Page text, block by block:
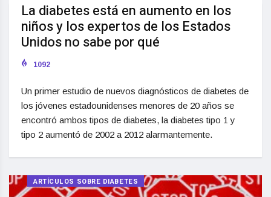
La diabetes está en aumento en los
niños y los expertos de los Estados
Unidos no sabe por qué
1092
Un primer estudio de nuevos diagnósticos de diabetes de
los jóvenes estadounidenses menores de 20 años se
encontró ambos tipos de diabetes, la diabetes tipo 1 y
tipo 2 aumentó de 2002 a 2012 alarmantemente.
ARTÍCULOS SOBRE DIABETES